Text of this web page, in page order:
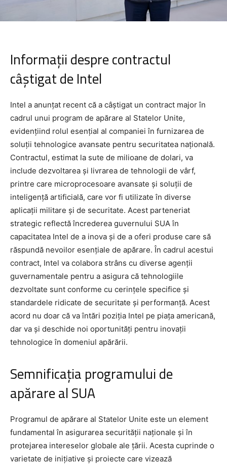
Informații despre contractul
câștigat de Intel
Intel a anunțat recent că a câștigat un contract major în
cadrul unui program de apărare al Statelor Unite,
evidențiind rolul esențial al companiei în furnizarea de
soluții tehnologice avansate pentru securitatea națională.
Contractul, estimat la sute de milioane de dolari, va
include dezvoltarea și livrarea de tehnologii de vârf,
printre care microprocesoare avansate și soluții de
inteligență artificială, care vor fi utilizate în diverse
aplicații militare și de securitate. Acest parteneriat
strategic reflectă încrederea guvernului SUA în
capacitatea Intel de a inova și de a oferi produse care să
răspundă nevoilor esențiale de apărare. În cadrul acestui
contract, Intel va colabora strâns cu diverse agenții
guvernamentale pentru a asigura că tehnologiile
dezvoltate sunt conforme cu cerințele specifice și
standardele ridicate de securitate și performanță. Acest
acord nu doar că va întări poziția Intel pe piața americană,
dar va și deschide noi oportunități pentru inovații
tehnologice în domeniul apărării.
Semnificația programului de
apărare al SUA
Programul de apărare al Statelor Unite este un element
fundamental în asigurarea securității naționale și în
protejarea intereselor globale ale țării. Acesta cuprinde o
varietate de inițiative și proiecte care vizează